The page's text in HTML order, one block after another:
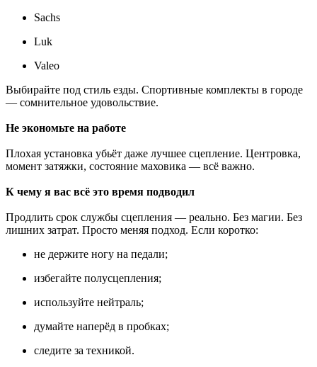
Sachs
Luk
Valeo
Выбирайте под стиль езды. Спортивные комплекты в городе
— сомнительное удовольствие.
Не экономьте на работе
Плохая установка убьёт даже лучшее сцепление. Центровка,
момент затяжки, состояние маховика — всё важно.
К чему я вас всё это время подводил
Продлить срок службы сцепления — реально. Без магии. Без
лишних затрат. Просто меняя подход. Если коротко:
не держите ногу на педали;
избегайте полусцепления;
используйте нейтраль;
думайте наперёд в пробках;
следите за техникой.